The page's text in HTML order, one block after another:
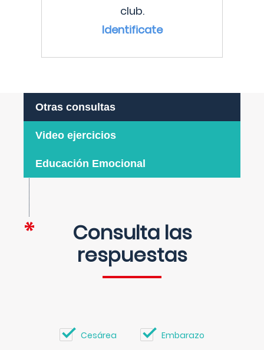
club.
Identificate
Otras consultas
Video ejercicios
Educación Emocional
Consulta las
respuestas
Cesárea Embarazo